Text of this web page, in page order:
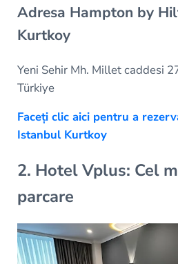
Adresa Hampton by
Kurtkoy
Yeni Sehir Mh. Millet caddesi
Türkiye
Faceți clic aici pentru a
Istanbul Kurtkoy
2. Hotel Vplus: Cel
parcare